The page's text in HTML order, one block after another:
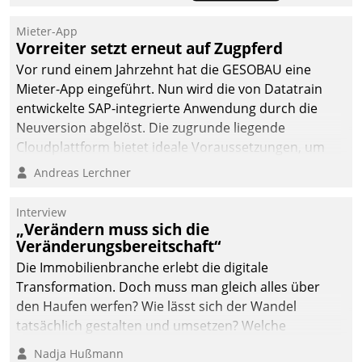
Die monatlichen
Mitteilungen zum
Heizungs- und
Wasserverbrauch gehen
automatisiert, vollständig
und auf Wunsch über
mehrere zuvor
Kommunikationswege bei
Mieter-App
Vorreiter setzt erneut auf Zugpferd
Vor rund einem Jahrzehnt hat die GESOBAU eine
Mieter-App eingeführt. Nun wird die von Datatrain
entwickelte SAP-integrierte Anwendung durch die
Neuversion abgelöst. Die zugrunde liegende
Cloudplattform bietet ideale Voraussetzungen, um
die Funktionalität der App zu erweitern und weitere
integrieren.
Andreas Lerchner
Interview
„Verändern muss sich die
Veränderungsbereitschaft“
Die Immobilienbranche erlebt die digitale
Transformation. Doch muss man gleich alles über
den Haufen werfen? Wie lässt sich der Wandel
tatsächlich gestalten und umsetzen? Welche
Argumente zählen wirklich?
Nadja Hußmann